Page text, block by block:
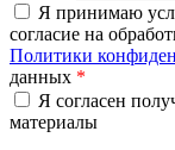
Я принимаю
согласие на
Политики
данных *
Я согласен
материалы